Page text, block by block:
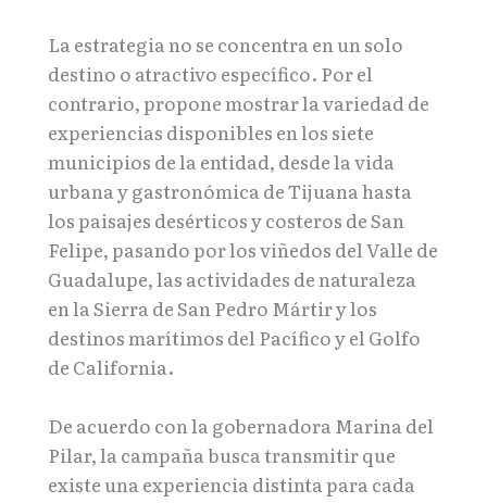
La estrategia no se concentra en un solo
destino o atractivo específico. Por el
contrario, propone mostrar la variedad de
experiencias disponibles en los siete
municipios de la entidad, desde la vida
urbana y gastronómica de Tijuana hasta
los paisajes desérticos y costeros de San
Felipe, pasando por los viñedos del Valle de
Guadalupe, las actividades de naturaleza
en la Sierra de San Pedro Mártir y los
destinos marítimos del Pacífico y el Golfo
de California.
De acuerdo con la gobernadora Marina del
Pilar, la campaña busca transmitir que
existe una experiencia distinta para cada